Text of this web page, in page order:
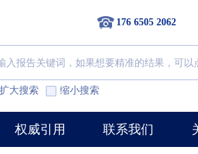
176 6505 2062
扩大搜索 缩小搜索
权威引用 联系我们